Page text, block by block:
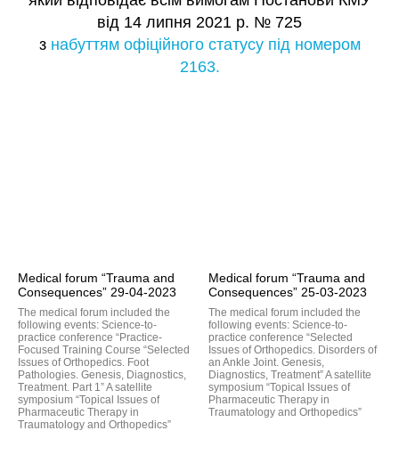
від 14 липня 2021 р. № 725
з набуттям офіційного статусу під номером
2163.
Medical forum “Trauma and
Consequences” 29-04-2023
The medical forum included the
following events: Science-to-
practice conference “Practice-
Focused Training Course “Selected
Issues of Orthopedics. Foot
Pathologies. Genesis, Diagnostics,
Treatment. Part 1” A satellite
symposium “Topical Issues of
Pharmaceutic Therapy in
Traumatology and Orthopedics”
Medical forum “Trauma and
Consequences” 25-03-2023
The medical forum included the
following events: Science-to-
practice conference “Selected
Issues of Orthopedics. Disorders of
an Ankle Joint. Genesis,
Diagnostics, Treatment” A satellite
symposium “Topical Issues of
Pharmaceutic Therapy in
Traumatology and Orthopedics”